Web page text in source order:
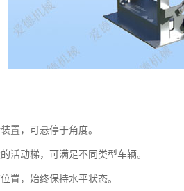
置，可悬停于角度。
活动梯，可满足不同类型车辆。
置，始终保持水平状态。